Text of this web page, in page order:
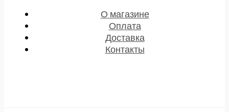
О магазине
Оплата
Доставка
Контакты